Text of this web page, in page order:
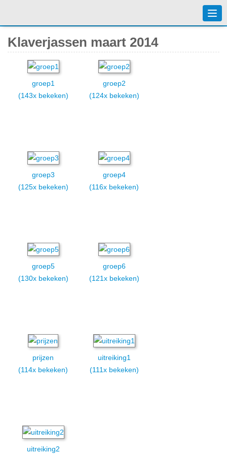
Klaverjassen maart 2014
groep1
(143x bekeken)
groep2
(124x bekeken)
groep3
(125x bekeken)
groep4
(116x bekeken)
groep5
(130x bekeken)
groep6
(121x bekeken)
prijzen
(114x bekeken)
uitreiking1
(111x bekeken)
uitreiking2